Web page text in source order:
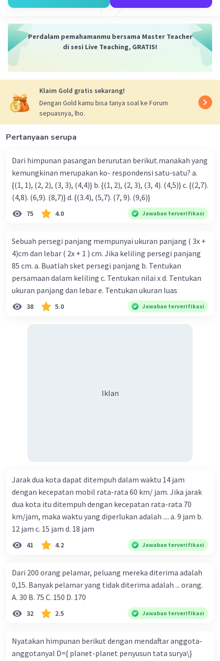
Iklan
Perdalam pemahamanmu bersama Master Teacher
di sesi Live Teaching, GRATIS!
Klaim Gold gratis sekarang!
Dengan Gold kamu bisa tanya soal ke Forum
sepuasnya, lho.
Pertanyaan serupa
Dari himpunan pasangan berurutan berikut.manakah yang
kemungkinan merupakan ko- respondensi satu-satu? a.
{(1, 1), (2, 2), (3, 3), (4,4)} b. {(1, 2), (2, 3), (3, 4). (4,5)} c. {(2,7).
(4,8). (6,9). (8,7)} d. {(3.4), (5,7). (7, 9). (9,6)}
75 4.0 Jawaban terverifikasi
Sebuah persegi panjang mempunyai ukuran panjang ( 3x +
4)cm dan lebar ( 2x + 1 ) cm. Jika keliling persegi panjang
85 cm. a. Buatlah sket persegi panjang b. Tentukan
persamaan dalam keliling c. Tentukan nilai x d. Tentukan
ukuran panjang dan lebar e. Tentukan ukuran luas
38 5.0 Jawaban terverifikasi
Iklan
Jarak dua kota dapat ditempuh dalam waktu 14 jam
dengan kecepatan mobil rata-rata 60 km/ jam. Jika jarak
dua kota itu ditempuh dengan kecepatan rata-rata 70
km/jam, maka waktu yang diperlukan adalah .... a. 9 jam b.
12 jam c. 15 jam d. 18 jam
41 4.2 Jawaban terverifikasi
Dari 200 orang pelamar, peluang mereka diterima adalah
0,15. Banyak pelamar yang tidak diterima adalah ... orang.
A. 30 B. 75 C. 150 D. 170
32 2.5 Jawaban terverifikasi
Nyatakan himpunan berikut dengan mendaftar anggota-
anggotanyal D={ planet-planet penyusun tata surya\}